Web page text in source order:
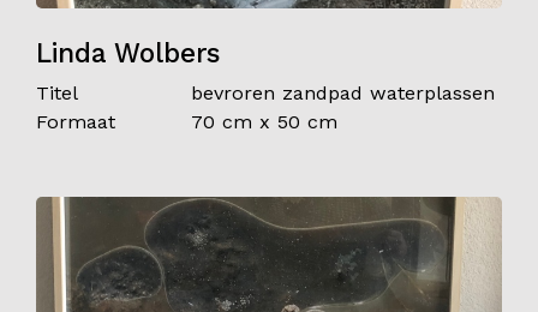
Linda Wolbers
Titel
bevroren zandpad waterplassen
Formaat
70 cm x 50 cm